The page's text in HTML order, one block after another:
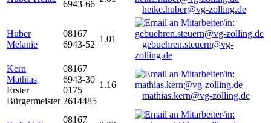
6943-66
heike.huber@vg-zolling.de
Huber
Melanie
08167
6943-52
1.01
gebuehren.steuern@vg-
zolling.de
Kern
Mathias
Erster
Bürgermeister
08167
6943-30
0175
2614485
1.16
mathias.kern@vg-zolling.de
08167